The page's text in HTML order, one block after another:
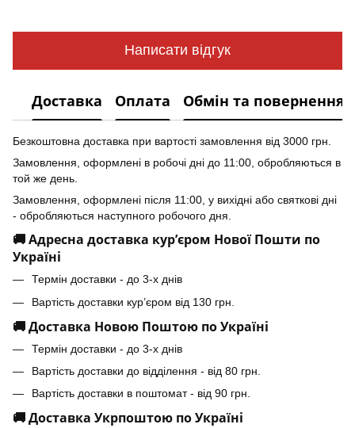
Написати відгук
Доставка Оплата Обмін та повернення
Безкоштовна доставка при вартості замовлення від 3000 грн.
Замовлення, оформлені в робочі дні до 11:00, обробляються в
той же день.
Замовлення, оформлені після 11:00, у вихідні або святкові дні
- обробляються наступного робочого дня.
🚚 Адресна доставка кур’єром Нової Пошти по
Україні
Термін доставки - до 3-х днів
Вартість доставки кур’єром від 130 грн.
🚚 Доставка Новою Поштою по Україні
Термін доставки - до 3-х днів
Вартість доставки до відділення - від 80 грн.
Вартість доставки в поштомат - від 90 грн.
🚚 Доставка Укрпоштою по Україні